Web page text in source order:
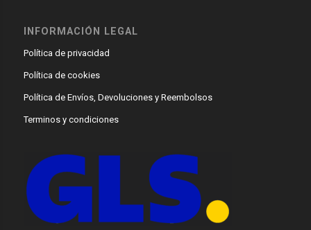
INFORMACIÓN LEGAL
Política de privacidad
Política de cookies
Política de Envíos, Devoluciones y Reembolsos
Terminos y condiciones